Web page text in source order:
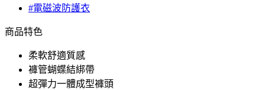
#電磁波防護衣
商品特色
柔軟舒適質感
褲管蝴蝶結綁帶
超彈力一體成型褲頭